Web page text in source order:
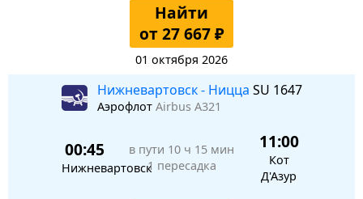
Найти
от 27 667 ₽
01 октября 2026
Нижневартовск - Ницца SU 1647
Аэрофлот Airbus A321
00:45
Нижневартовск
в пути 10 ч 15 мин
1 пересадка
11:00
Кот
Д'Азур